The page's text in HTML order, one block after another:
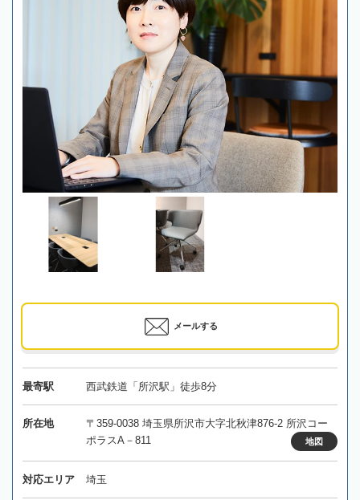
メールする
最寄駅 西武鉄道「所沢駅」徒歩8分
所在地
〒359-0038 埼玉県所沢市大字北秋津876-2 所沢コー
ポラスA－811
地図
対応エリア 埼玉